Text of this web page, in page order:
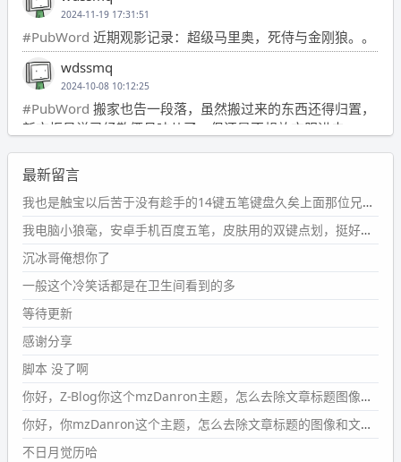
2024-11-19 17:31:51
#PubWord 近期观影记录：超级马里奥，死侍与金刚狼。。
wdssmq
2024-10-08 10:12:25
#PubWord 搬家也告一段落，虽然搬过来的东西还得归置，
新衣柜虽说已经散俩月味儿了，但还是不想放衣服进去。
wdssmq
2024-09-23 21:00:49
#PubWord要不我每年汇总整理一次？？碎雨集_沉冰浮水_
第1页https://www.wdssmq.com/tag/%E7%A2%8E%E9%9
B%A8%E9%9B%86/
wdssmq
2024-09-23 20:58:40
#PubWord
条嘟？？？？
wdssmq
2024-09-15 10:32:07
#PubWordVSCode 内 git 操作卡住的时候没办法主动取消
一直是个痛点，一般都是推送或拉取，今天连提交都卡
了。。
最新留言
我也是触宝以后苦于没有趁手的14键五笔键盘久矣上面那位兄台用的百度双键点划布局我也用过很久，那个皮肤做得很粗糙，个别键位的触发区域是错位的，快速打字时很容易出错，修改它的皮肤文件校正后勉强能用，但早年出的皮肤分辨率太低，实在谈不上美观。百度小米定制版的商店里有一个"小黑板"皮肤还不错(百度官方输入法商店里没有)，但那个风格我不喜欢这两天找到了一个叫"森林集"的公众号，开发了海量的皮肤，很多都有14键版本，付费但很便宜，几块钱，终于有自己满意的输入法了搜了一下，这个工作室还是百度的官方合作伙伴，不知道为什么14键作品都不在官方商店上架，难道是百度官方在刻意放弃14键？
我电脑小狼毫，安卓手机百度五笔，皮肤用的双键点划，挺好的。
沉冰哥俺想你了
一般这个冷笑话都是在卫生间看到的多
等待更新
感谢分享
脚本 没了啊
你好，Z-Blog你这个mzDanron主题，怎么去除文章标题图像和文章摘要，仅显示标题，感谢回复！
你好，你mzDanron这个主题，怎么去除文章标题的图像和文章摘要！仅显示标题，感谢回复解决！
不日月觉历哈